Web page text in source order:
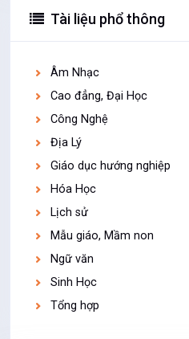
Tài liệu phổ thông
Âm Nhạc
Cao đẳng, Đại Học
Công Nghệ
Địa Lý
Giáo dục hướng nghiệp
Hóa Học
Lịch sử
Mẫu giáo, Mầm non
Ngữ văn
Sinh Học
Tổng hợp